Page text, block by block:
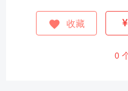
收藏
0